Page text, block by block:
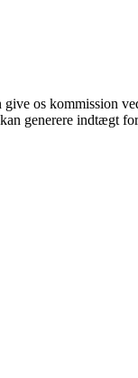
os kommission
generere indtægt